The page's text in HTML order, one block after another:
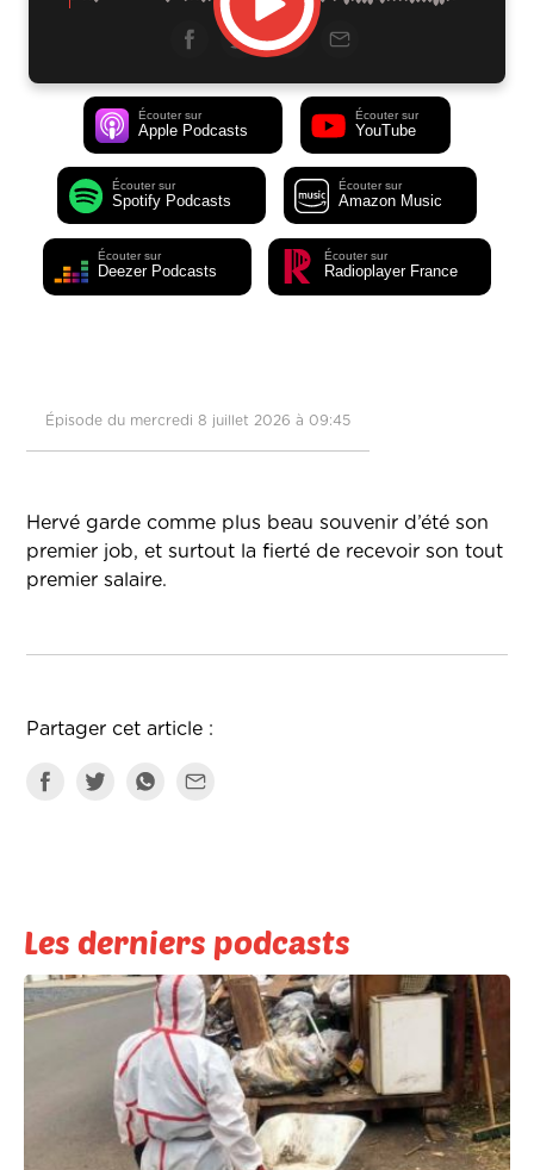
Écouter sur
Apple Podcasts
Écouter sur
YouTube
Écouter sur
Spotify Podcasts
Écouter sur
Amazon Music
Écouter sur
Deezer Podcasts
Écouter sur
Radioplayer France
Épisode du mercredi 8 juillet 2026 à 09:45
Hervé garde comme plus beau souvenir d’été son
premier job, et surtout la fierté de recevoir son tout
premier salaire.
Partager cet article :
Les derniers podcasts